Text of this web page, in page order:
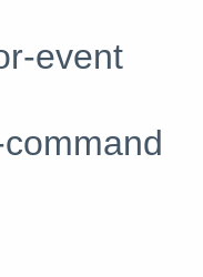
event
重